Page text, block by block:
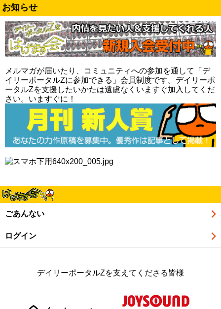
お知らせ
メルマガが届いたり、コミュニティへの参加を通して「デ
イリーポータルZに参加できる」会員制度です。デイリーポ
ータルZを支援したいかたは遠慮なくいますぐ加入してくだ
さい。いますぐに！
ごあんない
ログイン
デイリーポータルZを支えてくださる皆様